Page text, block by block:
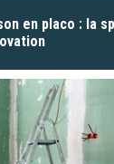
en placo : la